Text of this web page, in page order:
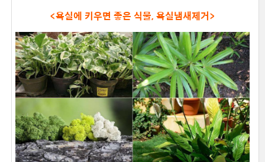
<욕실에 키우면 좋은 식물, 욕실냄새제거>